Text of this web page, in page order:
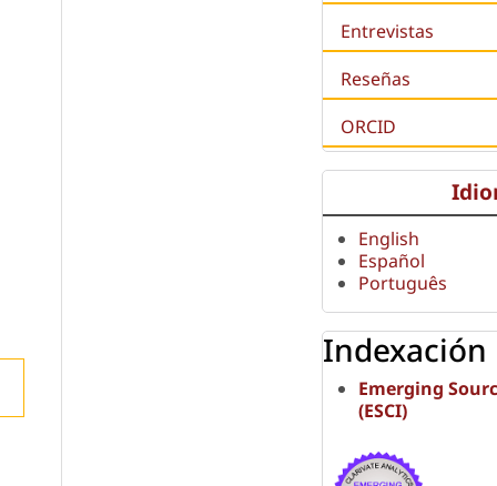
Entrevistas
Reseñas
ORCID
English
Español
Português
Indexación
Emerging
(ESCI)